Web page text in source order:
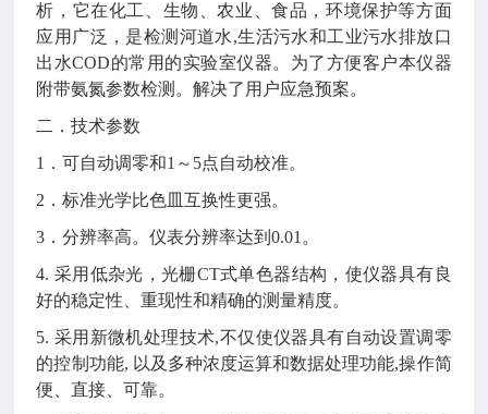
析，它在化工、生物、农业、食品，环境保护等方面
应用广泛，是检测河道水,生活污水和工业污水排放口
出水COD的常用的实验室仪器。为了方便客户本仪器
附带氨氮参数检测。解决了用户应急预案。
二．技术参数
1．可自动调零和1～5点自动校准。
2．标准光学比色皿互换性更强。
3．分辨率高。仪表分辨率达到0.01。
4. 采用低杂光，光栅CT式单色器结构，使仪器具有良
好的稳定性、重现性和精确的测量精度。
5. 采用新微机处理技术,不仅使仪器具有自动设置调零
的控制功能, 以及多种浓度运算和数据处理功能,操作简
便、直接、可靠。